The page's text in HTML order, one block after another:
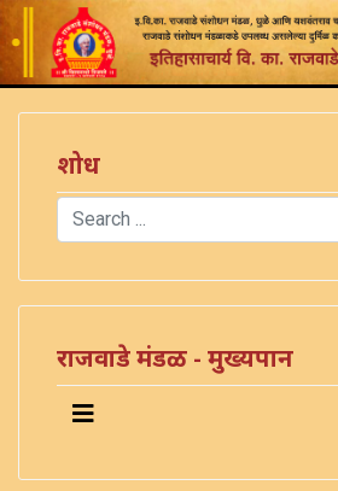
शोध
Search
राजवाडे मंडळ - मुख्यपान